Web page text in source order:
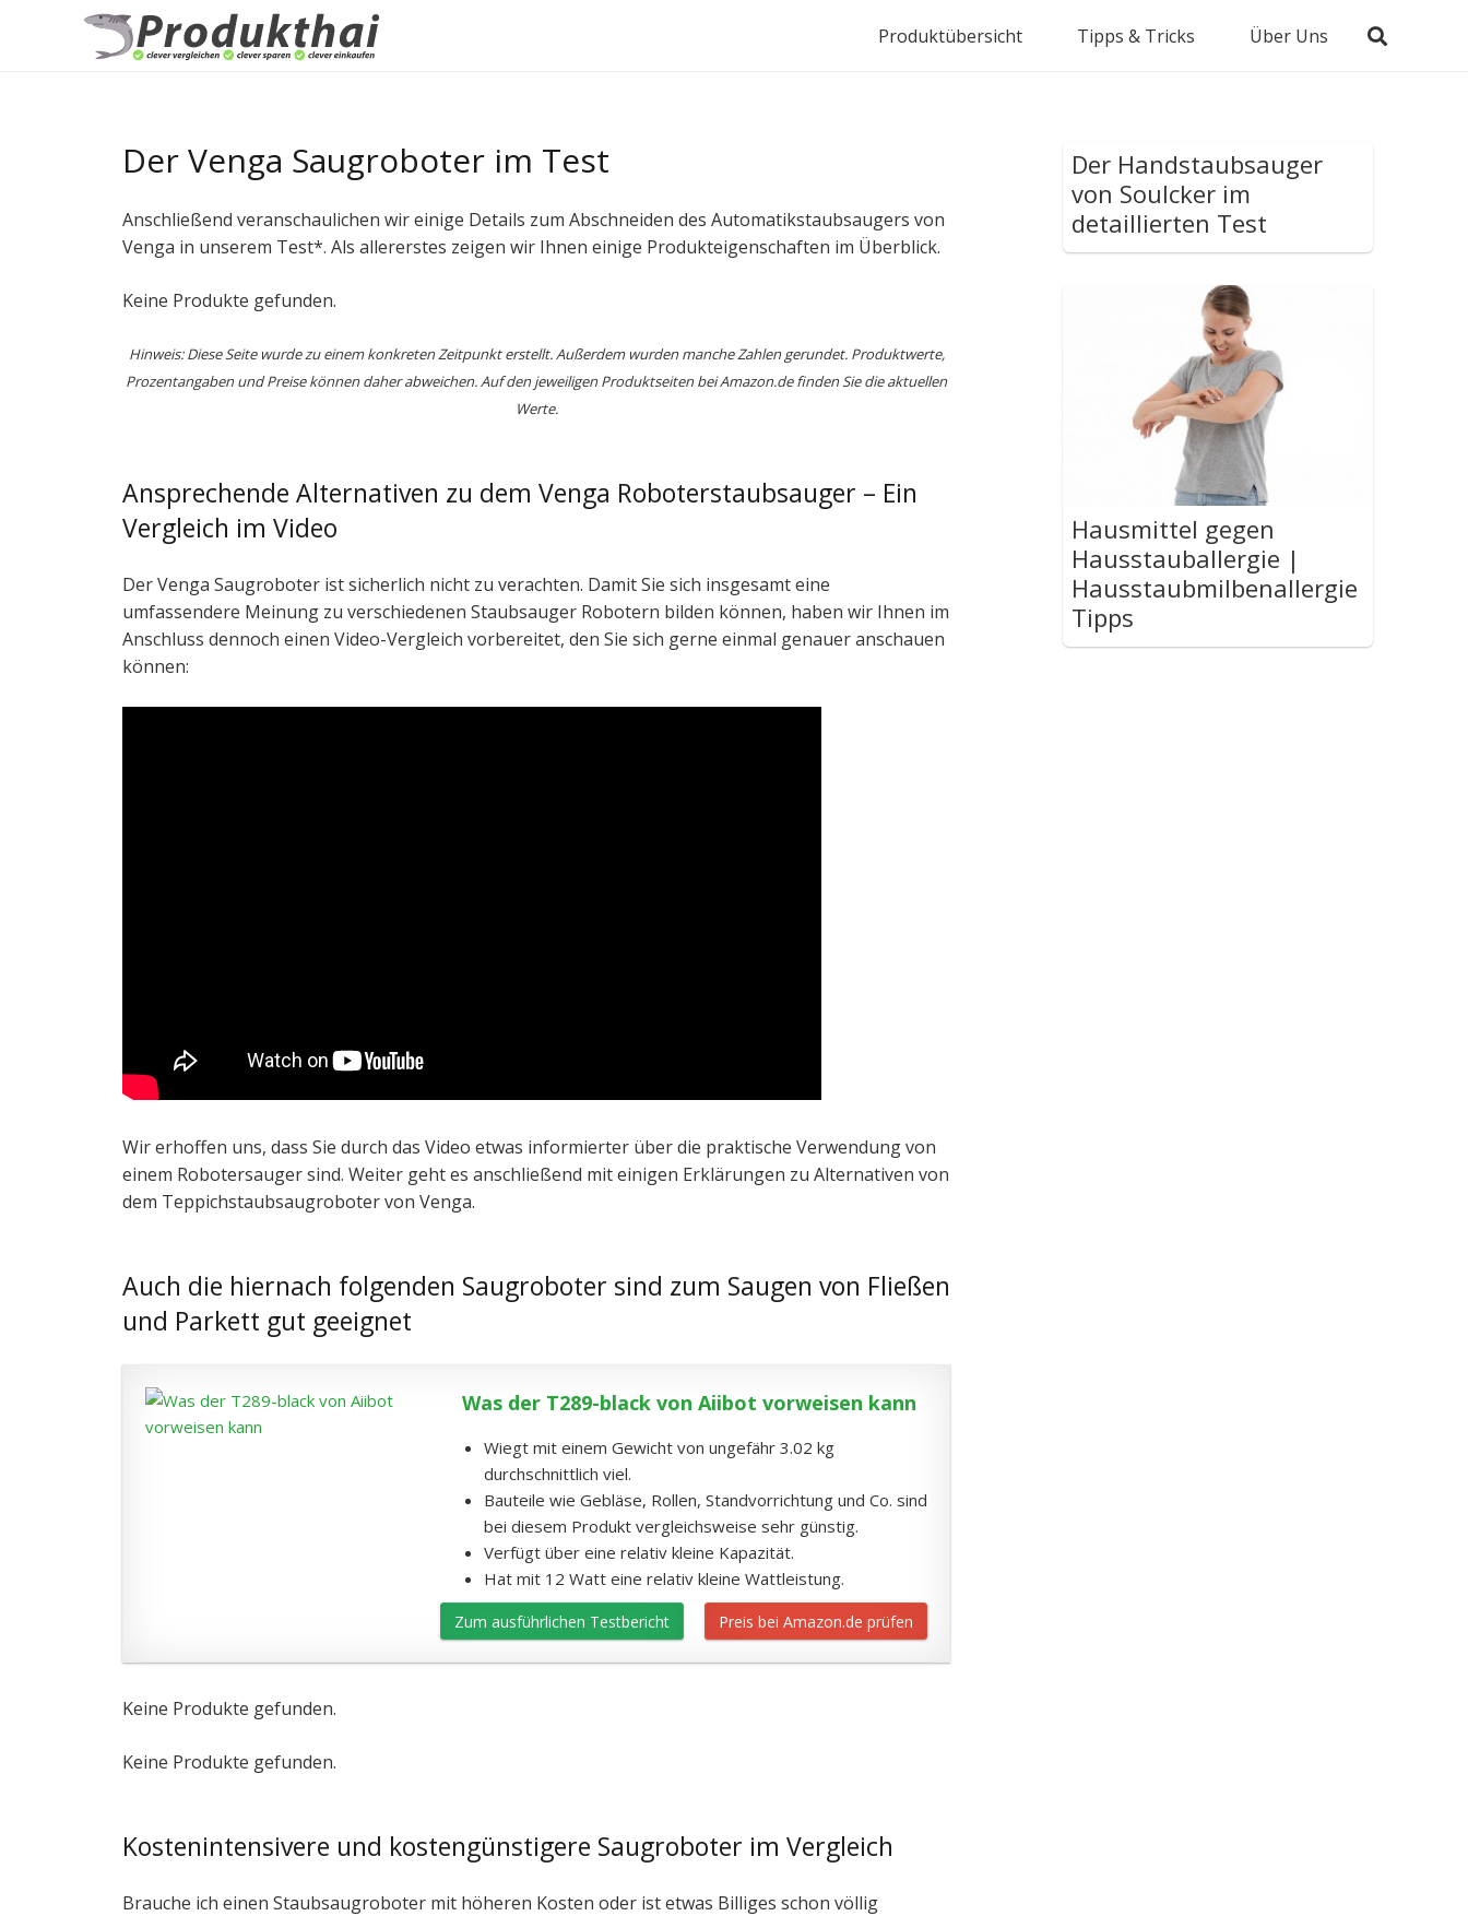
Produktübersicht Tipps & Tricks Über Uns
Der Venga Saugroboter im Test
Anschließend veranschaulichen wir einige Details zum Abschneiden des Automatikstaubsaugers von
Venga in unserem Test*. Als allererstes zeigen wir Ihnen einige Produkteigenschaften im Überblick.
Keine Produkte gefunden.
Hinweis: Diese Seite wurde zu einem konkreten Zeitpunkt erstellt. Außerdem wurden manche Zahlen gerundet. Produktwerte,
Prozentangaben und Preise können daher abweichen. Auf den jeweiligen Produktseiten bei Amazon.de finden Sie die aktuellen
Werte.
Ansprechende Alternativen zu dem Venga Roboterstaubsauger – Ein
Vergleich im Video
Der Venga Saugroboter ist sicherlich nicht zu verachten. Damit Sie sich insgesamt eine
umfassendere Meinung zu verschiedenen Staubsauger Robotern bilden können, haben wir Ihnen im
Anschluss dennoch einen Video-Vergleich vorbereitet, den Sie sich gerne einmal genauer anschauen
können:
Wir erhoffen uns, dass Sie durch das Video etwas informierter über die praktische Verwendung von
einem Robotersauger sind. Weiter geht es anschließend mit einigen Erklärungen zu Alternativen von
dem Teppichstaubsaugroboter von Venga.
Auch die hiernach folgenden Saugroboter sind zum Saugen von Fließen
und Parkett gut geeignet
Was der T289-black von Aiibot vorweisen kann
Wiegt mit einem Gewicht von ungefähr 3.02 kg
durchschnittlich viel.
Bauteile wie Gebläse, Rollen, Standvorrichtung und Co. sind
bei diesem Produkt vergleichsweise sehr günstig.
Verfügt über eine relativ kleine Kapazität.
Hat mit 12 Watt eine relativ kleine Wattleistung.
Zum ausführlichen Testbericht Preis bei Amazon.de prüfen
Keine Produkte gefunden.
Keine Produkte gefunden.
Kostenintensivere und kostengünstigere Saugroboter im Vergleich
Brauche ich einen Staubsaugroboter mit höheren Kosten oder ist etwas Billiges schon völlig
Der Handstaubsauger
von Soulcker im
detaillierten Test
Hausmittel gegen
Hausstauballergie |
Hausstaubmilbenallergie
Tipps